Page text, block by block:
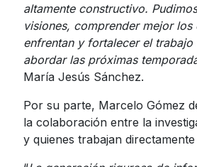
altamente constructivo.
visiones, comprender mejor los
enfrentan y fortalecer el trabajo
abordar las próximas
María Jesús Sánchez.
Por su parte, Marcelo Gómez
la colaboración entre la
y quienes trabajan